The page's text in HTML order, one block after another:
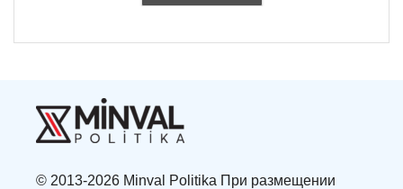
© 2013-2026 Minval Politika При размещении